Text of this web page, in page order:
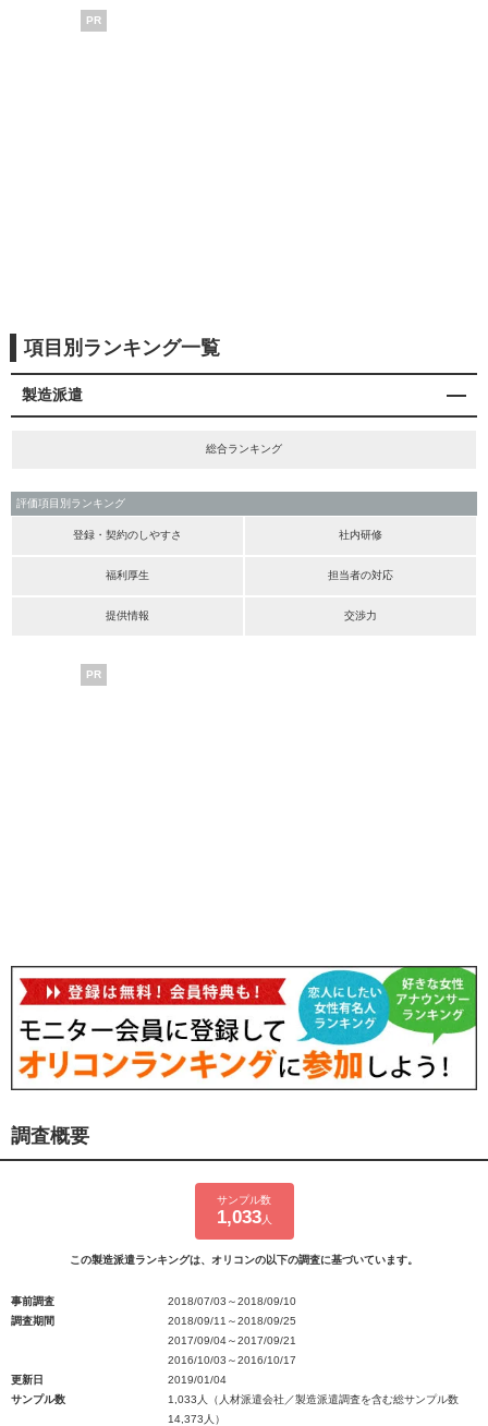
PR
項目別ランキング一覧
製造派遣
総合ランキング
評価項目別ランキング
登録・契約のしやすさ 社内研修
福利厚生 担当者の対応
提供情報 交渉力
PR
調査概要
サンプル数
1,033人
この製造派遣ランキングは、オリコンの以下の調査に基づいています。
事前調査
2018/07/03～2018/09/10
調査期間
2018/09/11～2018/09/25
2017/09/04～2017/09/21
2016/10/03～2016/10/17
更新日
2019/01/04
サンプル数
1,033人（人材派遣会社／製造派遣調査を含む総サンプル数
14,373人）